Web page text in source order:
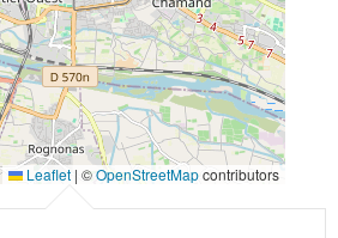
Leaflet | ©OpenStreetMapcontributors